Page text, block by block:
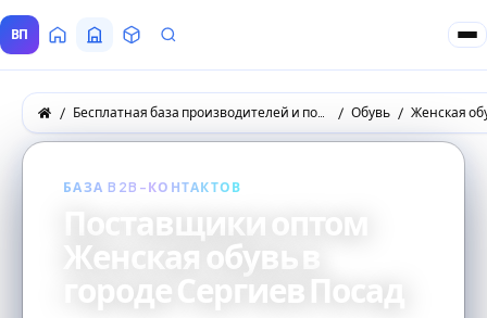
ВП ГлавнаяВсе Поставщики
ТоварыЗапросы покупателей
Бесплатная база производителей и поставщиков товаров оптом Обувь Женская
БАЗА B2B-КОНТАКТОВ
Поставщики оптом
Женская обувь в
городе Сергиев Посад